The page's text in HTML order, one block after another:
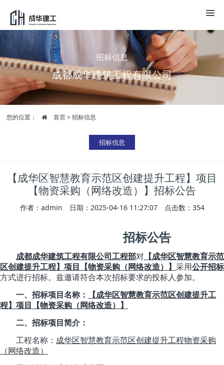
招标信息
成都成华建筑工程有限公司
您的位置： 首页>招标信息
招标信息
【成华区智慧教育示范区创建提升工程】项目
【物资采购（网络改造）】招标公告
作者：admin 日期：2025-04-16 11:27:07 点击数： 354
招标公告
成都成华建筑工程有限公司工程部对 【成华区智慧教育示范
区创建提升工程】项目【物资采购（网络改造）】 采用公开招标
方式进行招标。兹邀请符合本次招标要求的投标人 参加。
一、招标项目名称：
【成华区智慧教育示范区创建提升工
程】项目【物资采购（网络改造）】
二、招标项目简介：
工程名称： 成华区智慧教育示范区创建提升工程物资采购
（网络改造）